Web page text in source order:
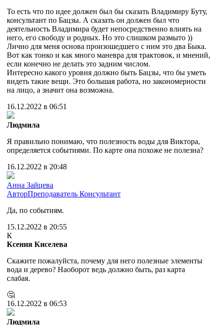
То есть что по идее должен был бы сказать Владимиру Буту,
консультант по Бацзы. А сказать он должен был что
деятельность Владимира будет непосредственно влиять на
него, его свободу и родных. Но это слишком размыто ))
Лично для меня основа произошедшего с ним это два Быка.
Вот как тонко и как много маневра для трактовок, и мнений,
если конечно не делать это задним числом.
Интересно какого уровня должно быть Бацзы, что бы уметь
видеть такие вещи. Это большая работа, но закономерности
на лицо, а значит она возможна.
16.12.2022 в 06:51
Людмила
Я правильно понимаю, что полезность воды для Виктора,
определяется событиями. По карте она похоже не полезна?
16.12.2022 в 20:48
Анна Зайцева
АвторПреподаватель Консультант
Да, по событиям.
15.12.2022 в 20:55
К
Ксения Киселева
Скажите пожалуйста, почему для него полезные элементы
вода и дерево? Наоборот ведь должно быть, раз карта
слабая.
🤔
16.12.2022 в 06:53
Людмила